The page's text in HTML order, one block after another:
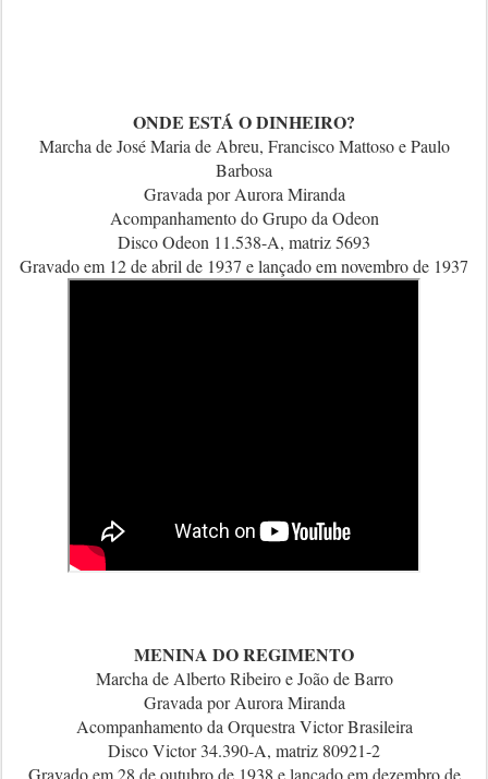
ONDE ESTÁ O DINHEIRO?
Marcha de José Maria de Abreu, Francisco Mattoso e Paulo
Barbosa
Gravada por Aurora Miranda
Acompanhamento do Grupo da Odeon
Disco Odeon 11.538-A, matriz 5693
Gravado em 12 de abril de 1937 e lançado em novembro de 1937
MENINA DO REGIMENTO
Marcha de Alberto Ribeiro e João de Barro
Gravada por Aurora Miranda
Acompanhamento da Orquestra Victor Brasileira
Disco Victor 34.390-A, matriz 80921-2
Gravado em 28 de outubro de 1938 e lançado em dezembro de